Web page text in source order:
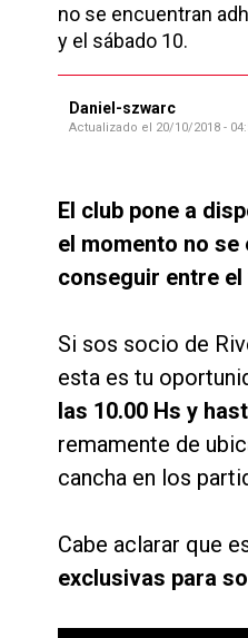
no se encuentran
y el sábado 10.
Daniel-szwarc
Actualizado el 20/10/2018 -
El club pone a
el momento no se
conseguir entre el
Si sos socio de
esta es tu
las 10.00 Hs y
remamente de
cancha en los
Cabe aclarar que
exclusivas para